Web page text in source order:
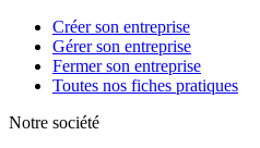
Créer son entreprise
Gérer son entreprise
Fermer son entreprise
Toutes nos fiches pratiques
Notre société